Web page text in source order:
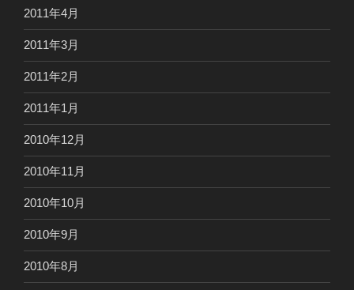
2011年4月
2011年3月
2011年2月
2011年1月
2010年12月
2010年11月
2010年10月
2010年9月
2010年8月